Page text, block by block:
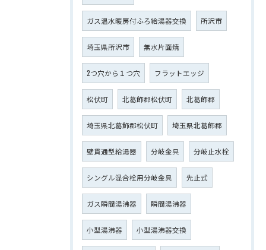
ガス温水暖房付ふろ給湯器交換 所沢市
埼玉県所沢市 無水片面焼
2つ穴から１つ穴 フラットエッジ
松伏町 北葛飾郡松伏町 北葛飾郡
埼玉県北葛飾郡松伏町 埼玉県北葛飾郡
壁貫通型給湯器 分岐金具 分岐止水栓
シングル混合栓用分岐金具 先止式
ガス瞬間湯沸器 瞬間湯沸器
小型湯沸器 小型湯沸器交換